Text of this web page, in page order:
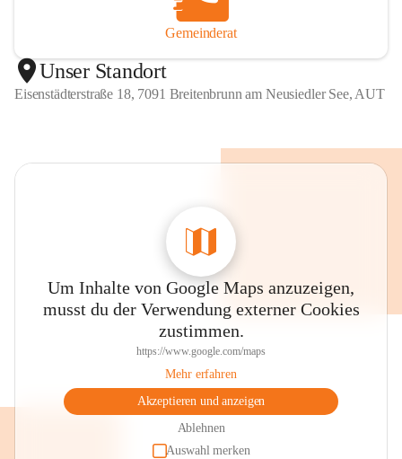
Gemeinderat
Unser Standort
Eisenstädterstraße 18, 7091 Breitenbrunn am Neusiedler See, AUT
Um Inhalte von Google Maps anzuzeigen,
musst du der Verwendung externer Cookies
zustimmen.
https://www.google.com/maps
Mehr erfahren
Akzeptieren und anzeigen
Ablehnen
Auswahl merken